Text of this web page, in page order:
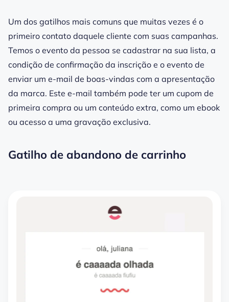
Um dos gatilhos mais comuns que muitas vezes é o
primeiro contato daquele cliente com suas campanhas.
Temos o evento da pessoa se cadastrar na sua lista, a
condição de confirmação da inscrição e o evento de
enviar um e-mail de boas-vindas com a apresentação
da marca. Este e-mail também pode ter um cupom de
primeira compra ou um conteúdo extra, como um ebook
ou acesso a uma gravação exclusiva.
Gatilho de abandono de carrinho